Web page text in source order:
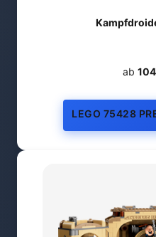
ab
LEGO 75428